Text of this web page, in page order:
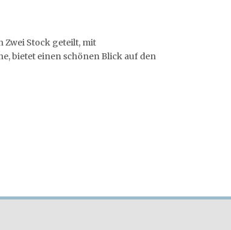
Zwei Stock geteilt, mit
bietet einen schönen Blick auf den